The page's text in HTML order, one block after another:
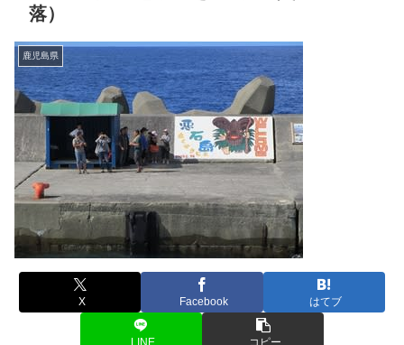
落）
鹿児島県
X Facebook はてブ